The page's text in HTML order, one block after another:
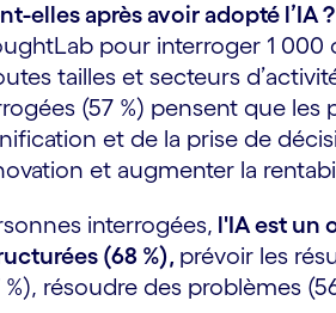
elles après avoir adopté l’IA ?
pour interroger 1 000
tailles et secteurs
(57 %) pensent que les
et de la prise de
et augmenter la
interrogées, l'IA est un
(68 %), prévoir les
résoudre des problèmes